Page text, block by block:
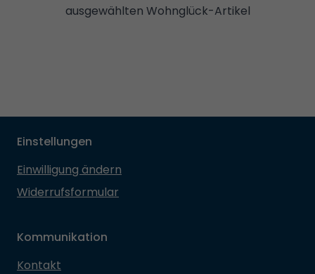
ausgewählten Wohnglück-Artikel
Einstellungen
Einwilligung ändern
Widerrufsformular
Kommunikation
Kontakt